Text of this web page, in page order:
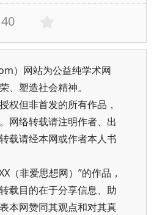
）网站为公益纯学术网
、塑造社会精神。
权但非首发的所有作品，
网络转载请注明作者、出
载请经本网或作者本人书
（非爱思想网）”的作品，
载目的在于分享信息、助
本网赞同其观点和对其真